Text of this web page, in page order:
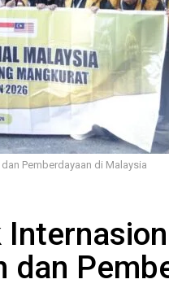
Pemberdayaan di Malaysia
dan